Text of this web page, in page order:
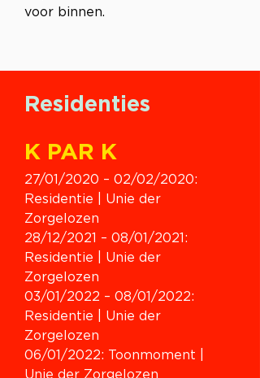
voor binnen.
Residenties
K PAR K
27/01/2020 – 02/02/2020:
Residentie | Unie der
Zorgelozen
28/12/2021 – 08/01/2021:
Residentie | Unie der
Zorgelozen
03/01/2022 – 08/01/2022:
Residentie | Unie der
Zorgelozen
06/01/2022: Toonmoment
Unie der Zorgelozen